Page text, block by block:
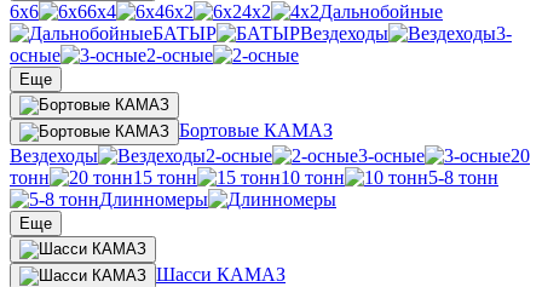
6х6
6х4 6х2 4х2
Дальнобойные
БАТЫР
Вездеходы
3-
осные
2-осные
Еще
Бортовые КАМАЗ
Вездеходы
2-осные 3-осные
20
тонн
15 тонн 10 тонн
5-8 тонн
Длинномеры
Еще
Шасси КАМАЗ